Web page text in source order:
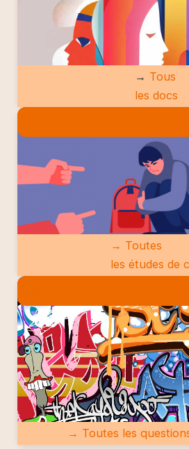
→ Tous
les docs
→ Toutes
les études de
→ Toutes les